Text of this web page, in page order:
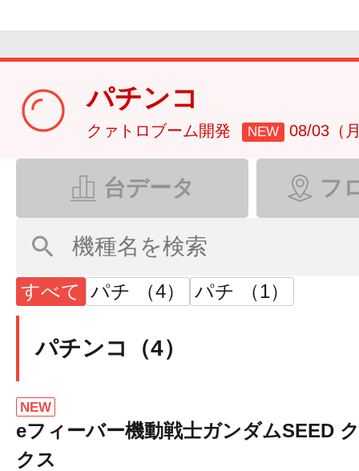
パチンコ
クァトロブーム開発 NEW 08/03（
台データ フ
すべて パチ （4） パチ （1）
パチンコ（4）
NEW
eフィーバー機動戦士ガンダムSEED
クス